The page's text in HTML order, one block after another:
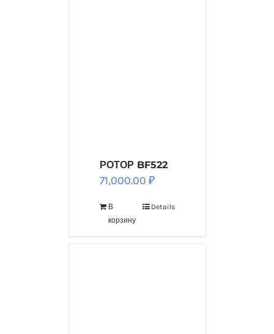
РОТОР BF522
71,000.00 ₽
В
корзину
Details